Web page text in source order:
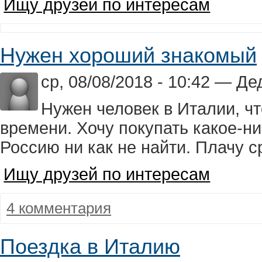
Ищу друзей по интересам
Нужен хороший знакомый
ср, 08/08/2018 - 10:42 —
Нужен человек в Италии,
времени. Хочу покупать какое-
Россию ни как не найти. Плачу
Ищу друзей по интересам
4 комментария
Поездка в Италию